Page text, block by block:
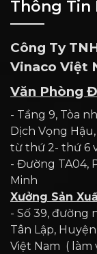
Thông Tin
Công Ty
Vinaco Việt
Văn Phòng
- Tầng 9, Tòa
Dịch Vọng
từ thứ 2- thứ 6
- Đường TA04,
Minh
Xưởng Sản
- Số 39, đường
Tân Lập,
Việt Nam ( làm